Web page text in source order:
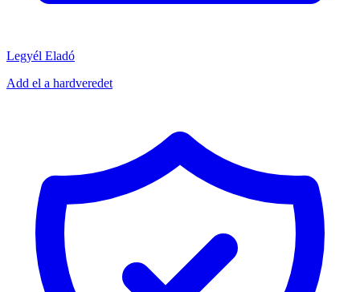
Legyél Eladó
Add el a hardveredet